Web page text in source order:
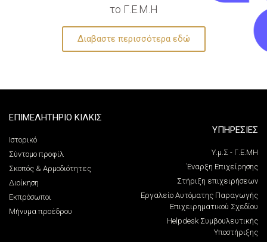
το Γ.Ε.Μ.Η
Διαβαστε περισσότερα εδώ
ΕΠΙΜΕΛΗΤΗΡΙΟ ΚΙΛΚΙΣ
Ιστορικό
Σύντομο προφίλ
Σκοπός & Αρμοδιότητες
Διοίκηση
Εκπρόσωποι
Μήνυμα προέδρου
ΥΠΗΡΕΣΙΕΣ
Υ.μ.Σ - Γ.Ε.ΜΗ
Έναρξη Επιχείρησης
Στήριξη επιχειρήσεων
Εργαλείο Αυτόματης Παραγωγής
Επιχειρηματικού Σχεδίου
Helpdesk Συμβουλευτικής
Υποστήριξης